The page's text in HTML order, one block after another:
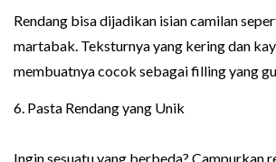
Rendang bisa dijadikan isian camilan
martabak. Teksturnya yang kering dan
membuatnya cocok sebagai filling yang
6. Pasta Rendang yang Unik
Ingin sesuatu yang berbeda? Campurkan